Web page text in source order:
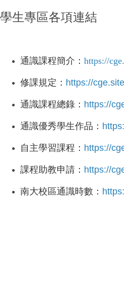
學生專區各項連結
通識課程簡介： https://
修課規定 ： https://
通識課程總錄： https://
通識優秀學生作品：
自主學習課程： https://
課程助教申請： https://
南大校區通識時數：